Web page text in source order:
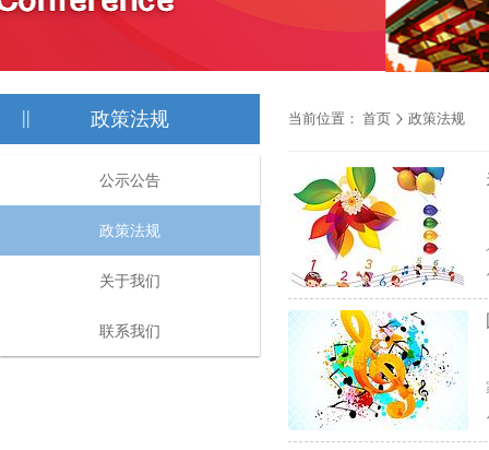
|| 政策法规
公示公告
政策法规
关于我们
联系我们
当前位置： 首页 政策法规